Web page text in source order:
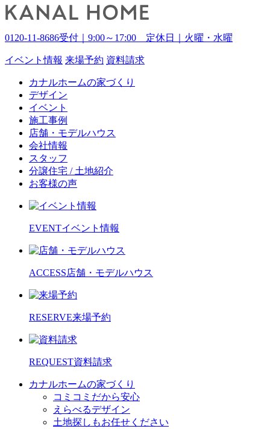
0120-11-8686受付｜9:00～17:00 定休日｜火曜・水曜
イベント情報 来場予約 資料請求
カナルホームの家づくり
デザイン
イベント
施工事例
店舗・モデルハウス
会社情報
スタッフ
分譲住宅 / 土地紹介
お客様の声
EVENTイベント情報
ACCESS店舗・モデルハウス
RESERVE来場予約
REQUEST資料請求
カナルホームの家づくり
コミコミだから安心
えらべるデザイン
土地探しもお任せください